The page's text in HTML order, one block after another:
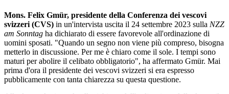
Mons. Felix Gmür, presidente della Conferenza dei vescovi
svizzeri (CVS) in un'intervista uscita il 24 settembre 2023 sulla NZZ
am Sonntag ha dichiarato di essere favorevole all'ordinazione di
uomini sposati. "Quando un segno non viene più compreso, bisogna
metterlo in discussione. Per me è chiaro come il sole. I tempi sono
maturi per abolire il celibato obbligatorio", ha affermato Gmür. Mai
prima d'ora il presidente dei vescovi svizzeri si era espresso
pubblicamente con tanta chiarezza su questa questione.